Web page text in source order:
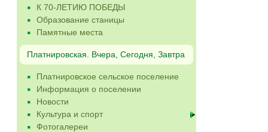
К 70-ЛЕТИЮ ПОБЕДЫ
Образование станицы
Памятные места
Платнировская. Вчера, Сегодня, Завтра
Платнировское сельское поселение
Информация о поселении
Новости
Культура и спорт
Фотогалереи